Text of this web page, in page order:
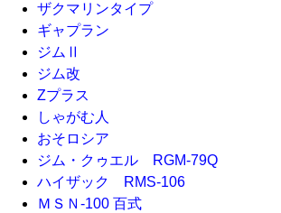
ザクマリンタイプ
ギャプラン
ジムⅡ
ジム改
Zプラス
しゃがむ人
おそロシア
ジム・クゥエル RGM-79Q
ハイザック RMS-106
ＭＳＮ-100 百式